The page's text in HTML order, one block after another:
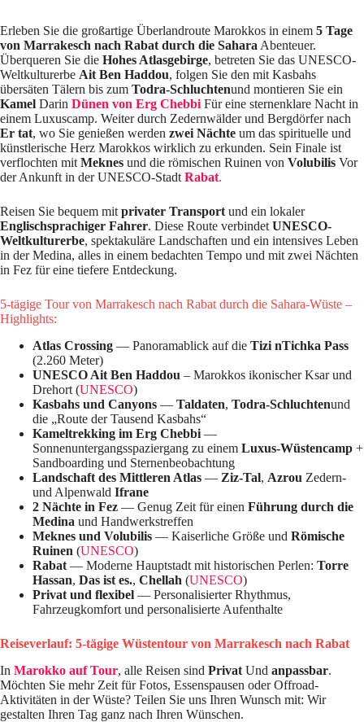
Erleben Sie die großartige Überlandroute Marokkos in einem 5 Tage
von Marrakesch nach Rabat durch die Sahara Abenteuer.
Überqueren Sie die Hohes Atlasgebirge, betreten Sie das UNESCO-
Weltkulturerbe Ait Ben Haddou, folgen Sie den mit Kasbahs
übersäten Tälern bis zum Todra-Schluchtenund montieren Sie ein
Kamel Darin Dünen von Erg Chebbi Für eine sternenklare Nacht in
einem Luxuscamp. Weiter durch Zedernwälder und Bergdörfer nach
Er tat, wo Sie genießen werden zwei Nächte um das spirituelle und
künstlerische Herz Marokkos wirklich zu erkunden. Sein Finale ist
verflochten mit Meknes und die römischen Ruinen von Volubilis Vor
der Ankunft in der UNESCO-Stadt Rabat.
Reisen Sie bequem mit privater Transport und ein lokaler
Englischsprachiger Fahrer. Diese Route verbindet UNESCO-
Weltkulturerbe, spektakuläre Landschaften und ein intensives Leben
in der Medina, alles in einem bedachten Tempo und mit zwei Nächten
in Fez für eine tiefere Entdeckung.
5-tägige Tour von Marrakesch nach Rabat durch die Sahara-Wüste –
Highlights:
Atlas Crossing — Panoramablick auf die Tizi nTichka Pass
(2.260 Meter)
UNESCO Ait Ben Haddou – Marokkos ikonischer Ksar und
Drehort (UNESCO)
Kasbahs und Canyons — Taldaten, Todra-Schluchtenund
die „Route der Tausend Kasbahs“
Kameltrekking im Erg Chebbi —
Sonnenuntergangsspaziergang zu einem Luxus-Wüstencamp +
Sandboarding und Sternenbeobachtung
Landschaft des Mittleren Atlas — Ziz-Tal, Azrou Zedern-
und Alpenwald Ifrane
2 Nächte in Fez — Genug Zeit für einen Führung durch die
Medina und Handwerkstreffen
Meknes und Volubilis — Kaiserliche Größe und Römische
Ruinen (UNESCO)
Rabat — Moderne Hauptstadt mit historischen Perlen: Torre
Hassan, Das ist es., Chellah (UNESCO)
Privat und flexibel — Personalisierter Rhythmus,
Fahrzeugkomfort und personalisierte Aufenthalte
Reiseverlauf: 5-tägige Wüstentour von Marrakesch nach Rabat
In Marokko auf Tour, alle Reisen sind Privat Und anpassbar.
Möchten Sie mehr Zeit für Fotos, Essenspausen oder Offroad-
Aktivitäten in der Wüste? Teilen Sie uns Ihren Wunsch mit: Wir
gestalten Ihren Tag ganz nach Ihren Wünschen.